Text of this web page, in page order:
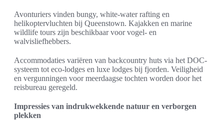
Avonturiers vinden bungy, white‑water rafting en
helikoptervluchten bij Queenstown. Kajakken en marine
wildlife tours zijn beschikbaar voor vogel‑ en
walvisliefhebbers.
Accommodaties variëren van backcountry huts via het DOC-
systeem tot eco‑lodges en luxe lodges bij fjorden. Veiligheid
en vergunningen voor meerdaagse tochten worden door het
reisbureau geregeld.
Impressies van indrukwekkende natuur en verborgen
plekken